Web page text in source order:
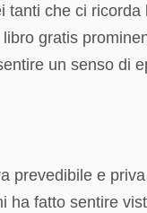
che ci ricorda
gratis
un senso di
prevedibile e
ha fatto sentire